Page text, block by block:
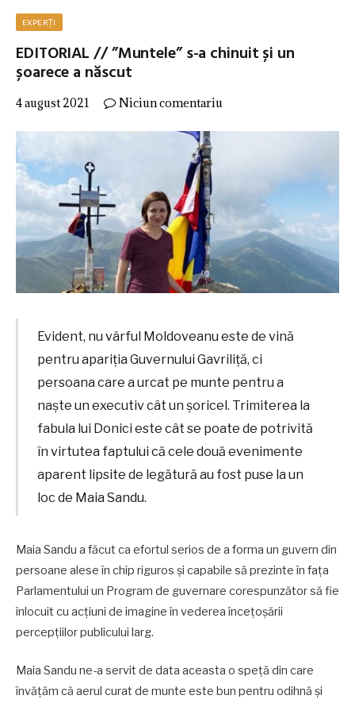
EXPERȚI
EDITORIAL // ”Muntele” s-a chinuit și un
șoarece a născut
4 august 2021 Niciun comentariu
Evident, nu vârful Moldoveanu este de vină
pentru apariția Guvernului Gavriliță, ci
persoana care a urcat pe munte pentru a
naște un executiv cât un șoricel. Trimiterea la
fabula lui Donici este cât se poate de potrivită
în virtutea faptului că cele două evenimente
aparent lipsite de legătură au fost puse la un
loc de Maia Sandu.
Maia Sandu a făcut ca efortul serios de a forma un guvern din
persoane alese în chip riguros și capabile să prezinte în fața
Parlamentului un Program de guvernare corespunzător să fie
înlocuit cu acțiuni de imagine în vederea încețoșării
percepțiilor publicului larg.
Maia Sandu ne-a servit de data aceasta o speță din care
învățăm că aerul curat de munte este bun pentru odihnă și